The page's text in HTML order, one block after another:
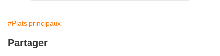
#Plats principaux
Partager